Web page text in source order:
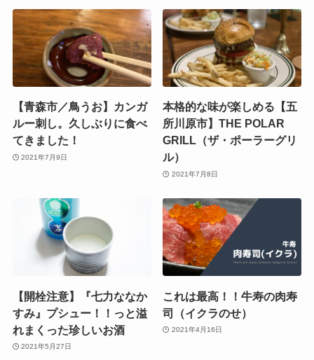
【青森市／鳥うお】カンガ
ルー刺し。久しぶりに食べ
てきました！
2021年7月9日
本格的な味が楽しめる【五
所川原市】THE POLAR
GRILL（ザ・ポーラーグリ
ル）
2021年7月8日
【開栓注意】『七力ななか
すみ』プシュー！！っと溢
れまくった珍しいお酒
2021年5月27日
これは最高！！牛寿の肉寿
司（イクラのせ）
2021年4月16日